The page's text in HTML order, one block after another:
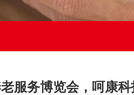
服务博览会，呵康